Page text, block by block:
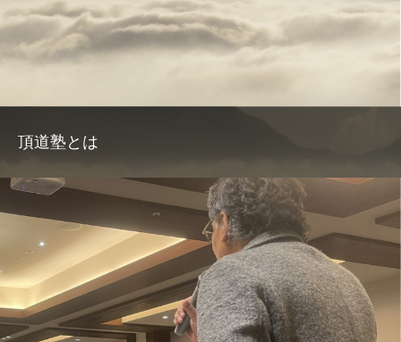
頂道塾とは